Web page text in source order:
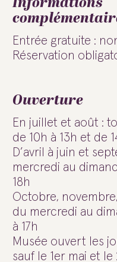
Entrée gratuite :
Réservation
Ouverture
En juillet et août :
de 10h à 13h et de
D’avril à juin et
mercredi au
18h
Octobre,
du mercredi au
à 17h
Musée ouvert les
sauf le 1er mai et